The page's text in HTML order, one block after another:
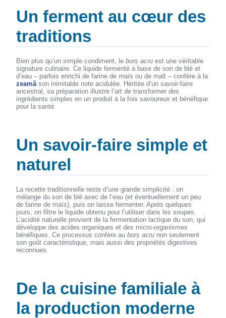
Un ferment au cœur des
traditions
Bien plus qu’un simple condiment, leborș acru est une véritable
signature culinaire. Ce liquide fermenté à base de son de blé et
d’eau – parfois enrichi de farine de maïs ou de malt – confère à la
zeamă son inimitable note acidulée. Héritée d’un savoir-faire
ancestral, sa préparation illustre l’art de transformer des
ingrédients simples en un produit à la fois savoureux et bénéfique
pour la santé.
Un savoir-faire simple et
naturel
La recette traditionnelle reste d’une grande simplicité : on
mélange du son de blé avec de l’eau (et éventuellement un peu
de farine de maïs), puis on laisse fermenter. Après quelques
jours, on filtre le liquide obtenu pour l’utiliser dans les soupes.
L’acidité naturelle provient de la fermentation lactique du son, qui
développe des acides organiques et des micro-organismes
bénéfiques. Ce processus confère auborș acru non seulement
son goût caractéristique, mais aussi des propriétés digestives
reconnues.
De la cuisine familiale à
la production moderne